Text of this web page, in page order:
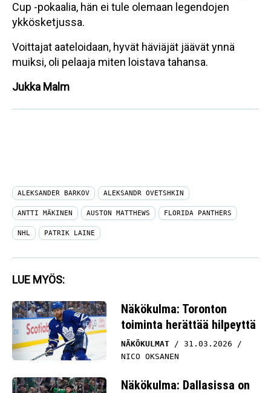
Cup -pokaalia, hän ei tule olemaan legendojen
ykkösketjussa.
Voittajat aateloidaan, hyvät häviäjät jäävät ynnä
muiksi, oli pelaaja miten loistava tahansa.
Jukka Malm
ALEKSANDER BARKOV ALEKSANDR OVETSHKIN
ANTTI MÄKINEN AUSTON MATTHEWS FLORIDA PANTHERS
NHL PATRIK LAINE
LUE MYÖS:
Näkökulma: Toronton
toiminta herättää hilpeyttä
NÄKÖKULMAT
31.03.2026
NICO OKSANEN
Näkökulma: Dallasissa on